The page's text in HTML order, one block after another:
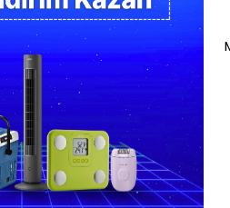
platformlarından biridir. 20 yılı aşkın
dokunan ürün yelpazesiyle,
çözümler ve teknik destek hizmetleri ile